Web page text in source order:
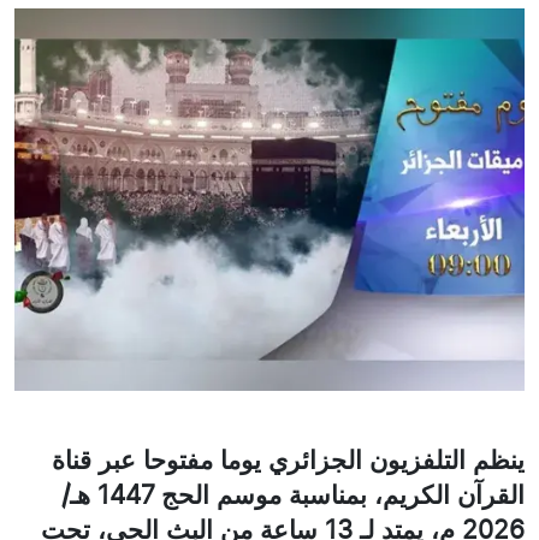
ينظم التلفزيون الجزائري يوما مفتوحا عبر قناة
القرآن الكريم، بمناسبة موسم الحج 1447 هـ/
2026 م، يمتد لـ 13 ساعة من البث الحي، تحت